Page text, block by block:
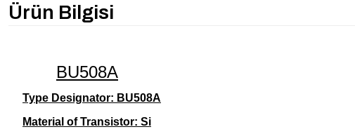
Ürün Bilgisi
BU508A
Type Designator: BU508A
Material of Transistor: Si